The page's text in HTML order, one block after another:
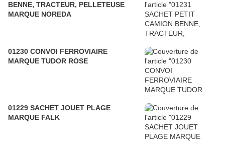
BENNE, TRACTEUR, PELLETEUSE
MARQUE NOREDA
01230 CONVOI FERROVIAIRE
MARQUE TUDOR ROSE
01229 SACHET JOUET PLAGE
MARQUE FALK